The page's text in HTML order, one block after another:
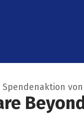
Spendenaktion